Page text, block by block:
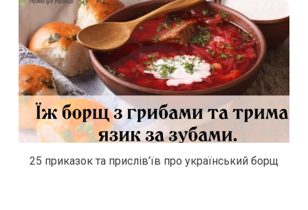
25 приказок та прислів’їв про український борщ